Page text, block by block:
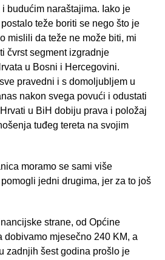
budućim naraštajima. Iako je
teže boriti se nego što je
mislili da teže ne može biti, mi
čvrst segment izgradnje
u Bosni i Hercegovini.
pravedni i s domoljubljem u
nakon svega povući i odustati
u BiH dobiju prava i položaj
tuđeg tereta na svojim
moramo se sami više
jedni drugima, jer za to još
strane, od Općine
dobivamo mjesečno 240 KM, a
zadnjih šest godina prošlo je